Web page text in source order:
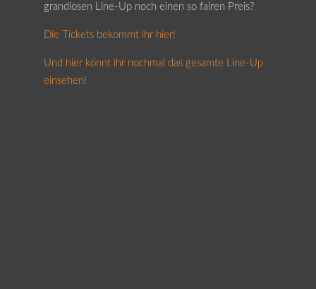
grandiosen Line-Up noch einen so fairen Preis?
Die Tickets bekommt ihr hier!
Und hier könnt ihr nochmal das gesamte Line-Up
einsehen!